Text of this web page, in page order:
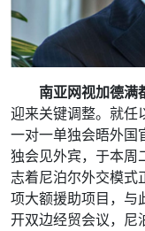
南亚网视加德满
迎来关键调整。就任
一对一单独会晤外国
独会见外宾，于本周
志着尼泊尔外交模式
项大额援助项目，与
开双边经贸会议，尼